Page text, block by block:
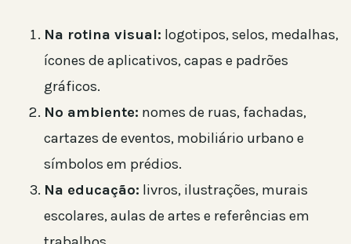
Na rotina visual: logotipos, selos, medalhas,
ícones de aplicativos, capas e padrões
gráficos.
No ambiente: nomes de ruas, fachadas,
cartazes de eventos, mobiliário urbano e
símbolos em prédios.
Na educação: livros, ilustrações, murais
escolares, aulas de artes e referências em